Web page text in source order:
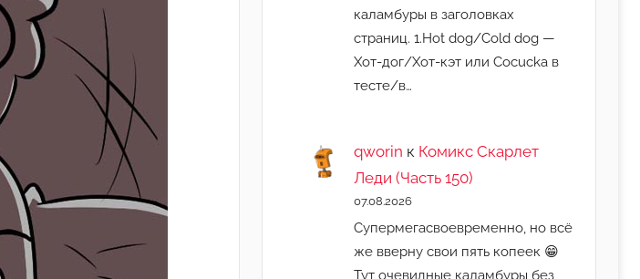
каламбуры в заголовках
страниц. 1.Hot dog/Cold dog —
Хот-дог/Хот-кэт или Cocucka в
тесте/в…
qworin к Комикс Скарлет
Леди (Часть 150)
07.08.2026
Супермегасвоевременно, но всё
же вверну свои пять копеек 😁
Тут очевидные каламбуры без